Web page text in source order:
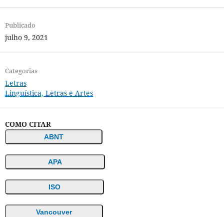
Publicado
julho 9, 2021
Categorias
Letras
Linguística, Letras e Artes
COMO CITAR
ABNT
APA
ISO
Vancouver